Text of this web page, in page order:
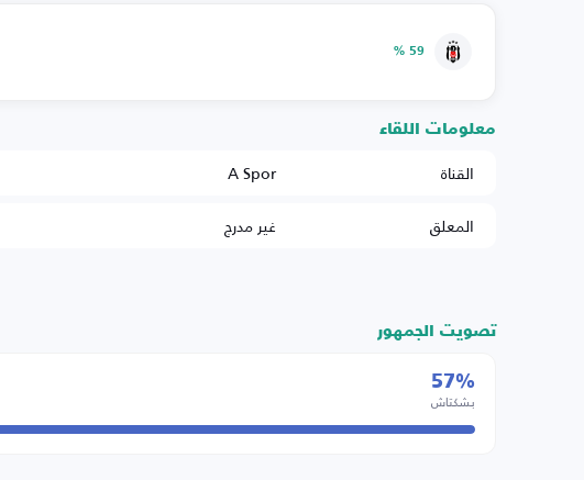
59 %
معلومات اللقاء
القناة
A Spor
المعلق
غير مدرج
تصويت الجمهور
57%
بشكتاش